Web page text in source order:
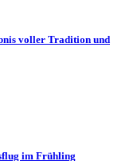
voller Tradition und
im Frühling